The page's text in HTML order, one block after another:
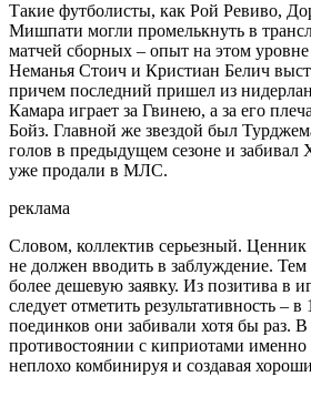
Такие футболисты, как Рой Ревиво,
Мишпати могли промелькнуть в
матчей сборных – опыт на этом
Неманья Стоич и Кристиан Белич
причем последний пришел из
Камара играет за Гвинею, а за его
Бойз. Главной же звездой был
голов в предыдущем сезоне и забивал
уже продали в МЛС.
реклама
Словом, коллектив серьезный. Ценник
не должен вводить в заблуждение.
более дешевую заявку. Из позитива в
следует отметить результативность –
поединков они забивали хотя бы раз.
противостоянии с киприотами
неплохо комбинируя и создавая